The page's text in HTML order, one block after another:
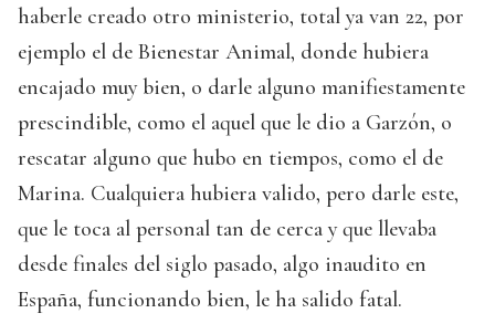
haberle creado otro ministerio, total ya van 22, por
ejemplo el de Bienestar Animal, donde hubiera
encajado muy bien, o darle alguno manifiestamente
prescindible, como el aquel que le dio a Garzón, o
rescatar alguno que hubo en tiempos, como el de
Marina. Cualquiera hubiera valido, pero darle este,
que le toca al personal tan de cerca y que llevaba
desde finales del siglo pasado, algo inaudito en
España, funcionando bien, le ha salido fatal.